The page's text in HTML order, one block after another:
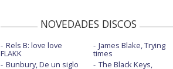
NOVEDADES DISCOS
Rels B: love love
FLAKK
Bunbury, De un siglo
James Blake, Trying
times
The Black Keys,